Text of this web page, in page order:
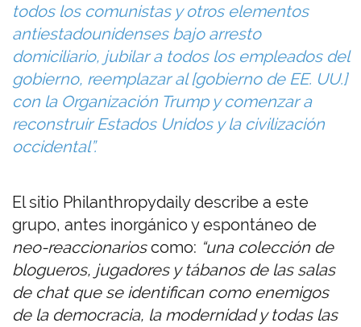
todos los comunistas y otros elementos
antiestadounidenses bajo arresto
domiciliario, jubilar a todos los empleados del
gobierno, reemplazar al [gobierno de EE. UU.]
con la Organización Trump y comenzar a
reconstruir Estados Unidos y la civilización
occidental”.
El sitio Philanthropydaily describe a este
grupo, antes inorgánico y espontáneo de
neo-reaccionarioscomo: “una colección de
blogueros, jugadores y tábanos de las salas
de chat que se identifican como enemigos
de la democracia, la modernidad y todas las